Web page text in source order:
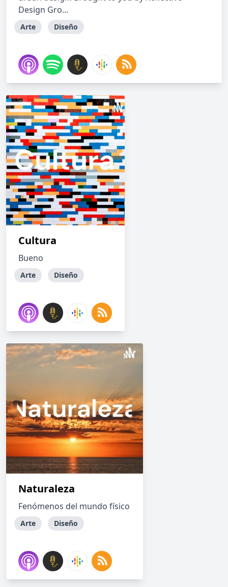
Design Gro...
Arte Diseño
Cultura
Bueno
Arte Diseño
Naturaleza
Fenómenos del mundo físico
Arte Diseño